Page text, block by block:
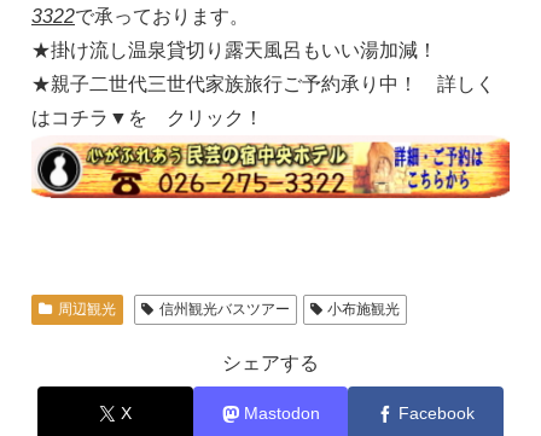
3322で承っております。
★掛け流し温泉貸切り露天風呂もいい湯加減！
★親子二世代三世代家族旅行ご予約承り中！ 詳しく
はコチラ▼を クリック！
周辺観光 信州観光バスツアー 小布施観光
シェアする
X Mastodon Facebook